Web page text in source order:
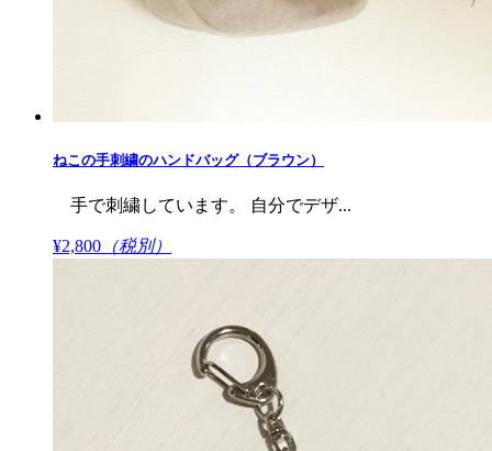
ねこの手刺繍のハンドバッグ（ブラウン）
手で刺繍しています。 自分でデザ...
¥2,800 （税別）